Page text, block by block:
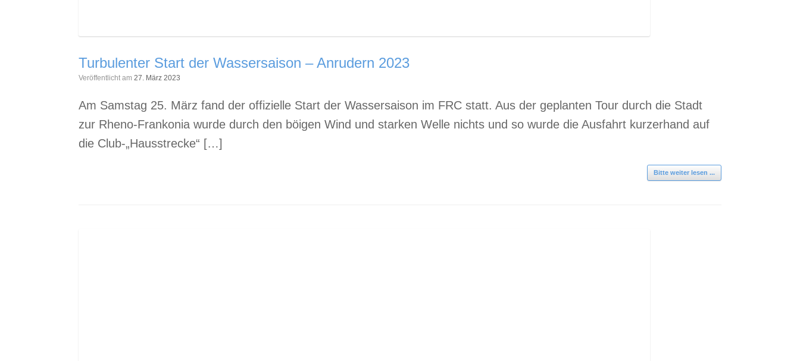
Turbulenter Start der Wassersaison – Anrudern 2023
Veröffentlicht am 27. März 2023
Am Samstag 25. März fand der offizielle Start der Wassersaison im FRC statt. Aus der geplanten Tour durch die Stadt
zur Rheno-Frankonia wurde durch den böigen Wind und starken Welle nichts und so wurde die Ausfahrt kurzerhand auf
die Club-„Hausstrecke“ […]
Bitte weiter lesen ...